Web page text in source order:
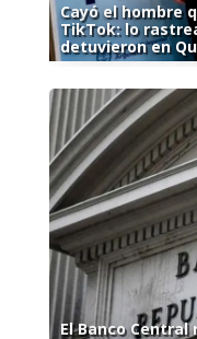
Cayó el hombre
TikTok: lo
detuvieron en
El Banco